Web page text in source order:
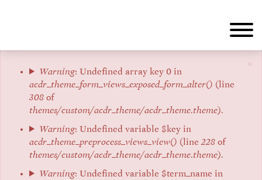
×
Message
d'erreur
Warning: Undefined array key 0 in
acdr_theme_form_views_exposed_form_alter() (line
308 of
themes/custom/acdr_theme/acdr_theme.theme).
Warning: Undefined variable $key in
acdr_theme_preprocess_views_view() (line228 of
themes/custom/acdr_theme/acdr_theme.theme).
Warning: Undefined variable $term_name in